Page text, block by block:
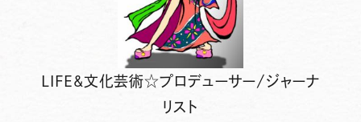
LIFE&文化芸術☆プロデューサー/ジャーナ
リスト